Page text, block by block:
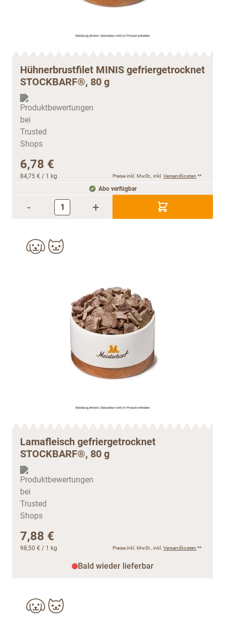
Hühnerbrustfilet MINIS gefriergetrocknet
STOCKBARF®, 80 g
6,78 €
84,75 € / 1 kg Preise inkl. MwSt., inkl. Versandkosten **
Abo verfügbar
- +
Lamafleisch gefriergetrocknet
STOCKBARF®, 80 g
7,88 €
98,50 € / 1 kg Preise inkl. MwSt., inkl. Versandkosten **
Bald wieder lieferbar